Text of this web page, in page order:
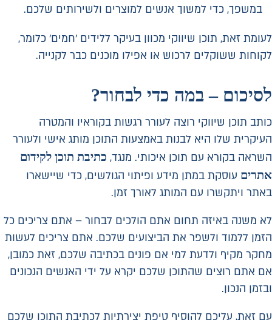
במשפך, כדי למשוך אנשים למוצרים ולשירותים שלכם.
לעומת זאת, תוכן שיווקי מכוון בעיקר ללידים 'חמים' כלומר,
לקוחות ששוקלים לרכוש או אפילו מוכנים כבר לקנייה.
לסיכום – במה כדי לבחור?
כותב תוכן שיווקי רוצה לעורר רגשות בקוראיו והמטרה
העיקרית שלו היא לבנות באמצעות התוכן מותג אישי ולעורר
השראה בקורא עם תוכן איכותי. מנגד, כתיבת תוכן לקידום
אתרים עוסקת במתן מידע ופיתוי הגולשים, כדי שיישארו
באתר ויתקשרו עם המותג לאורך זמן.
לא משנה באיזה תחום אתם הולכים לבחור – אתם צריכים כל
הזמן ללמוד ולשפר את הביצועים שלכם. אתם צריכים לעשות
מחקר מקיף ולדעת למי אם פונים בכתיבה שלכם, זאת כמובן,
אם אתם רוצים שהתוכן שלכם יקרא על ידי האנשים הנכונים
ובזמן הנכון.
עם זאת, עליכם להוסיף טיפת יצירתיות לכתיבת התוכן שלכם